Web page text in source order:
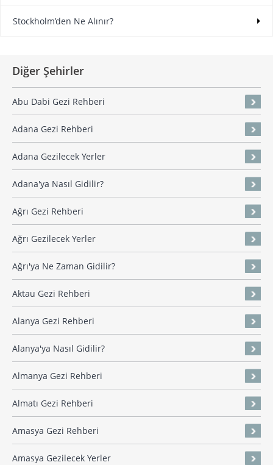
Stockholm’den Ne Alınır?
Diğer Şehirler
Abu Dabi Gezi Rehberi
Adana Gezi Rehberi
Adana Gezilecek Yerler
Adana'ya Nasıl Gidilir?
Ağrı Gezi Rehberi
Ağrı Gezilecek Yerler
Ağrı'ya Ne Zaman Gidilir?
Aktau Gezi Rehberi
Alanya Gezi Rehberi
Alanya'ya Nasıl Gidilir?
Almanya Gezi Rehberi
Almatı Gezi Rehberi
Amasya Gezi Rehberi
Amasya Gezilecek Yerler